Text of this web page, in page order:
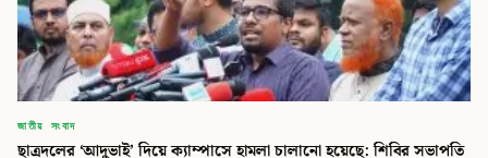
জাতীয় সংবাদ
ছাত্রদলের ‘আদুভাই’ দিয়ে ক্যাম্পাসে হামলা চালানো হয়েছে: শিবির সভাপতি